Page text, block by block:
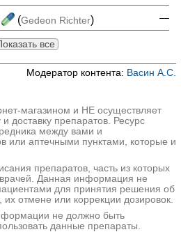
—
(Gedeon Richter)
все
Модератор контента: Васин А.С.
магазином и НЕ осуществляет
доставку препаратов. Ресурс
между вами и
или аптечными пунктами, которые и
препаратов, часть из которых
Данная информация не
для принятия решения об
отмене или коррекции дозировок.
не должно быть
данные препараты.